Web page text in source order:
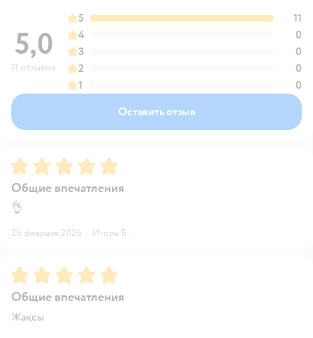
5,0
11 отзывов
5
11
4
0
3
0
2
0
1
0
Оставить отзыв
Рейтинг:5
Общие впечатления
👌
26 февраля 2026 · Игорь Б.
Рейтинг:5
Общие впечатления
Жақсы